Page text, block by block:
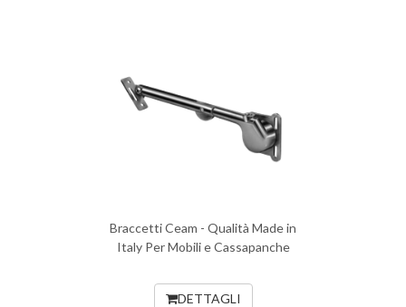
Braccetti Ceam - Qualità Made in
Italy Per Mobili e Cassapanche
DETTAGLI